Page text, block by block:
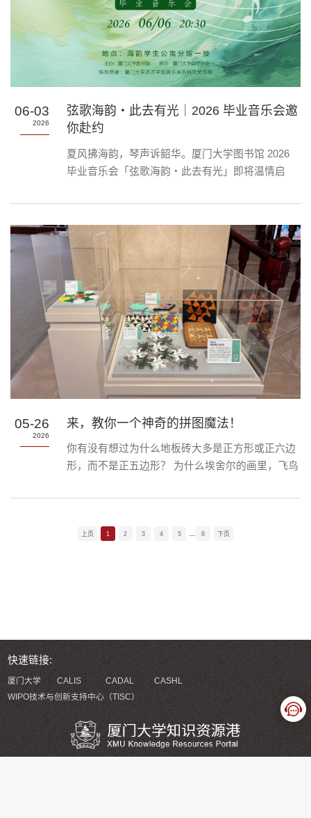
06-03
2026
弦歌海韵・此去有光｜2026 毕业音乐会邀
你赴约
夏风拂海韵，琴声诉韶华。厦门大学图书馆 2026
毕业音乐会「弦歌海韵・此去有光」即将温情启
我们以乐为媒，致敬青春。音乐里藏着图书馆的清
晨、操场的晚风、宿舍的欢笑；钢琴独奏、器乐合
奏、声乐演唱交织，每一曲都是厦大记忆与成长心
声。诚邀全体师生，共赴这场音乐之约，听弦歌叙
往事，以琴声寄祝福，见证我们带着温暖与力量，
奔赴下一程山海！弦歌海韵・此去有光｜2026毕业
音乐会2026....
05-26
2026
来，教你一个神奇的拼图魔法！
你有没有想过为什么地板砖大多是正方形或正六边
形，而不是正五边形？ 为什么埃舍尔的画里，飞鸟
个平面？埃舍尔《天与水》（木雕版画）出自馆藏
特著 为什么一块被称为“幽灵”的瓷砖，能在2023年
上页 1 2 3 4 5 8 下页
快速链接:
厦门大学 CALIS CADAL
CASHL
WIPO技术与创新支持中心（TISC）